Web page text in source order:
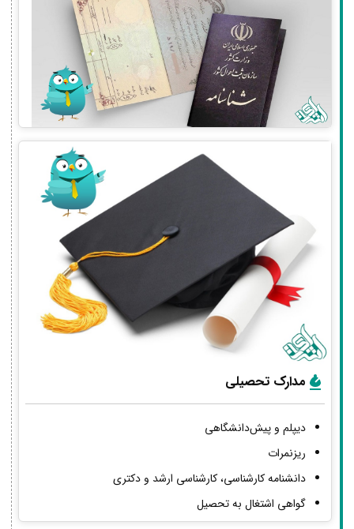
مدارک تحصیلی
دیپلم و پیش‌دانشگاهی
ریزنمرات
دانشنامه کارشناسی، کارشناسی ارشد و دکتری
گواهی اشتغال به تحصیل